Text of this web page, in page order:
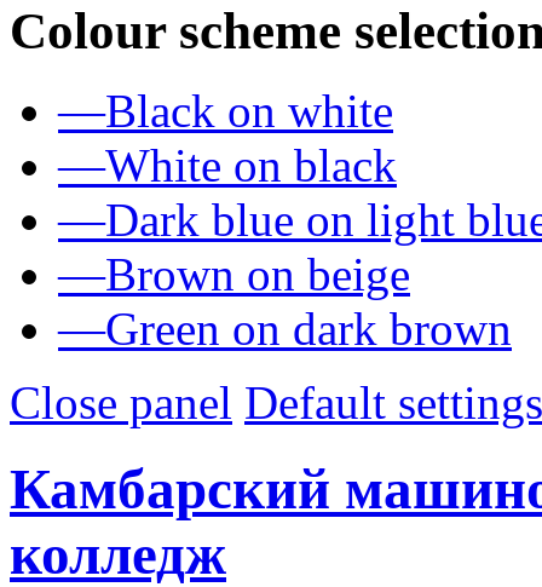
Colour scheme
—Black on white
—White on black
—Dark blue on light
—Brown on beige
—Green on dark brown
Close panel Default settings
Камбарский
колледж